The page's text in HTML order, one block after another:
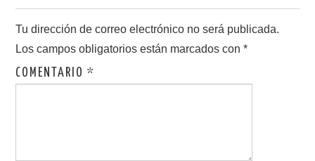
Tu dirección de correo electrónico no será publicada.
Los campos obligatorios están marcados con*
COMENTARIO*